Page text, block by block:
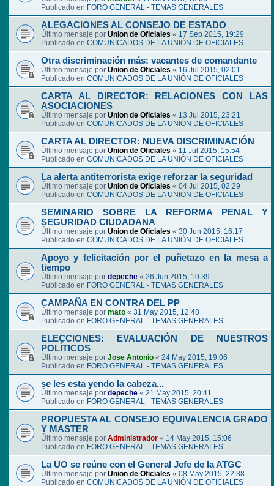
Publicado en FORO GENERAL - TEMAS GENERALES
ALEGACIONES AL CONSEJO DE ESTADO
Último mensaje por Union de Oficiales « 17 Sep 2015, 19:29
Publicado en COMUNICADOS DE LA UNIÓN DE OFICIALES
Otra discriminación más: vacantes de comandante
Último mensaje por Union de Oficiales « 16 Jul 2015, 02:01
Publicado en COMUNICADOS DE LA UNIÓN DE OFICIALES
CARTA AL DIRECTOR: RELACIONES CON LAS
ASOCIACIONES
Último mensaje por Union de Oficiales « 13 Jul 2015, 23:21
Publicado en COMUNICADOS DE LA UNIÓN DE OFICIALES
CARTA AL DIRECTOR: NUEVA DISCRIMINACIÓN
Último mensaje por Union de Oficiales « 11 Jul 2015, 15:54
Publicado en COMUNICADOS DE LA UNIÓN DE OFICIALES
La alerta antiterrorista exige reforzar la seguridad
Último mensaje por Union de Oficiales « 04 Jul 2015, 02:29
Publicado en COMUNICADOS DE LA UNIÓN DE OFICIALES
SEMINARIO SOBRE LA REFORMA PENAL Y
SEGURIDAD CIUDADANA
Último mensaje por Union de Oficiales « 30 Jun 2015, 16:17
Publicado en COMUNICADOS DE LA UNIÓN DE OFICIALES
Apoyo y felicitación por el puñetazo en la mesa a
tiempo
Último mensaje por depeche « 26 Jun 2015, 10:39
Publicado en FORO GENERAL - TEMAS GENERALES
CAMPAÑA EN CONTRA DEL PP
Último mensaje por mato « 31 May 2015, 12:48
Publicado en FORO GENERAL - TEMAS GENERALES
ELECCIONES: EVALUACIÓN DE NUESTROS
POLÍTICOS
Último mensaje por Jose Antonio « 24 May 2015, 19:06
Publicado en FORO GENERAL - TEMAS GENERALES
se les esta yendo la cabeza...
Último mensaje por depeche « 21 May 2015, 20:41
Publicado en FORO GENERAL - TEMAS GENERALES
PROPUESTA AL CONSEJO EQUIVALENCIA GRADO
Y MASTER
Último mensaje por Administrador « 14 May 2015, 15:06
Publicado en FORO GENERAL - TEMAS GENERALES
La UO se reúne con el General Jefe de la ATGC
Último mensaje por Union de Oficiales « 08 May 2015, 22:38
Publicado en COMUNICADOS DE LA UNIÓN DE OFICIALES